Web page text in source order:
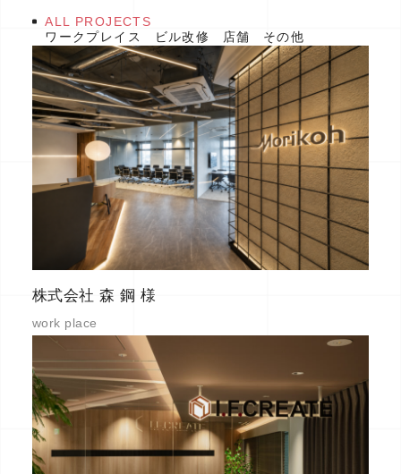
ALL PROJECTS
ワークプレイス
ビル改修 店舗 その他
株式会社 森 鋼 様
work place